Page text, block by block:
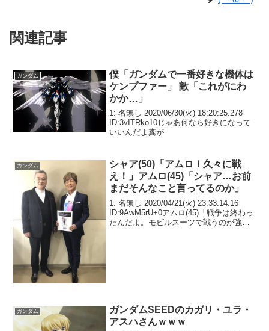
関連記事
ガンダム
僕「ガンダムで一番好きな機体は
ケンプファー」 敵「これがにわ
かか…」
1: 名無し 2020/06/30(火) 18:20:25.278
ID:3vITRko10じゃあ何なら好きになって
いいんだよ糞が
ガンダム
シャア(50)「アムロ！久々に戦
え！」アムロ(45)「シャア…お前
まだそんなこと言ってるのか」
1: 名無し 2020/04/21(火) 23:33:14.16
ID:9AwM5rU+0アムロ(45)「戦争は終わっ
たんだよ。モビルスーツで戦うのが強い
ガンダム
ガンダムSEEDのカガリ・ユラ・
アスハさんｗｗｗ